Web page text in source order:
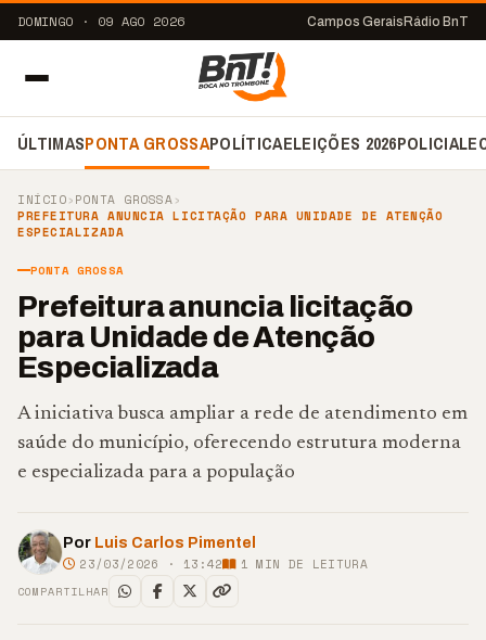
DOMINGO · 09 AGO 2026 Campos Gerais Rádio BnT
ÚLTIMASPONTA GROSSAPOLÍTICAELEIÇÕES 2026POLICIAL
INÍCIO›PONTA GROSSA›
PREFEITURA ANUNCIA LICITAÇÃO PARA UNIDADE DE ATENÇÃO
ESPECIALIZADA
PONTA GROSSA
Prefeitura anuncia licitação
para Unidade de Atenção
Especializada
A iniciativa busca ampliar a rede de atendimento em
saúde do município, oferecendo estrutura moderna
e especializada para a população
Por Luis Carlos Pimentel
23/03/2026 · 13:42 1 MIN DE LEITURA
COMPARTILHAR